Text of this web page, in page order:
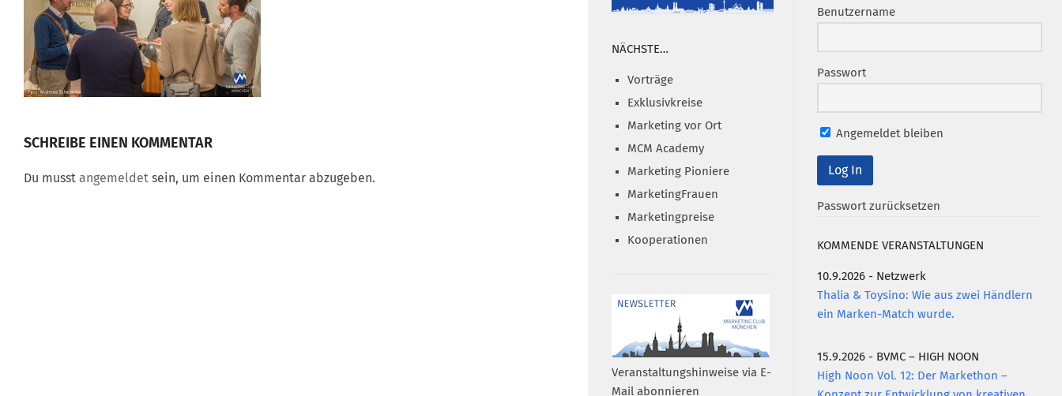
SCHREIBE EINEN KOMMENTAR
Du musst angemeldet sein, um einen Kommentar abzugeben.
Benutzername
Passwort
Angemeldet bleiben
Passwort zurücksetzen
KOMMENDE VERANSTALTUNGEN
10.9.2026 - Netzwerk
Thalia & Toysino: Wie aus zwei Händlern
ein Marken-Match wurde.
15.9.2026 - BVMC – HIGH NOON
High Noon Vol. 12: Der Markethon –
NÄCHSTE…
Vorträge
Exklusivkreise
Marketing vor Ort
MCM Academy
Marketing Pioniere
MarketingFrauen
Marketingpreise
Kooperationen
Veranstaltungshinweise via E-
Mail abonnieren